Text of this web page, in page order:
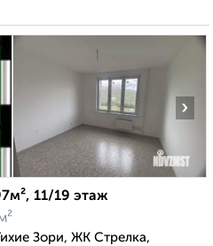
›
11/19 этаж
Зори, ЖК Стрелка,